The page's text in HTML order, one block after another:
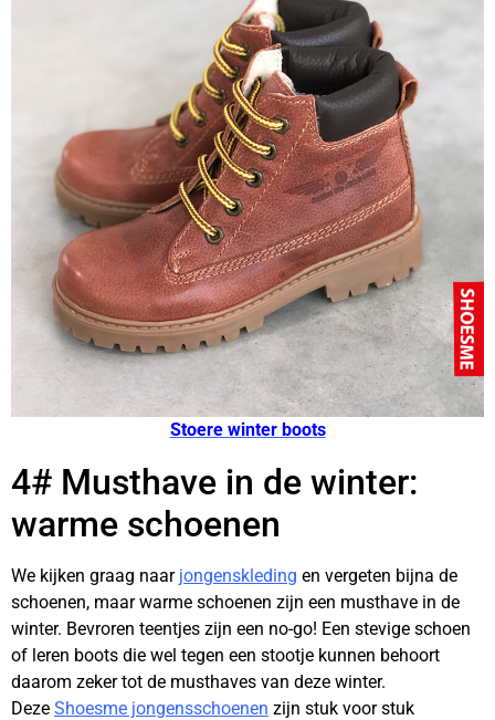
Stoere winter boots
4# Musthave in de winter:
warme schoenen
We kijken graag naar jongenskleding en vergeten bijna de
schoenen, maar warme schoenen zijn een musthave in de
winter. Bevroren teentjes zijn een no-go! Een stevige schoen
of leren boots die wel tegen een stootje kunnen behoort
daarom zeker tot de musthaves van deze winter.
Deze Shoesme jongensschoenen zijn stuk voor stuk